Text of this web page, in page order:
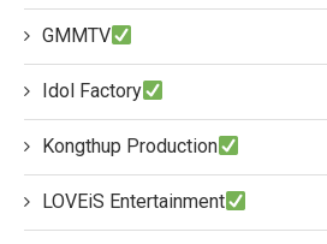
GMMTV
Idol Factory
Kongthup Production
LOVEiS Entertainment